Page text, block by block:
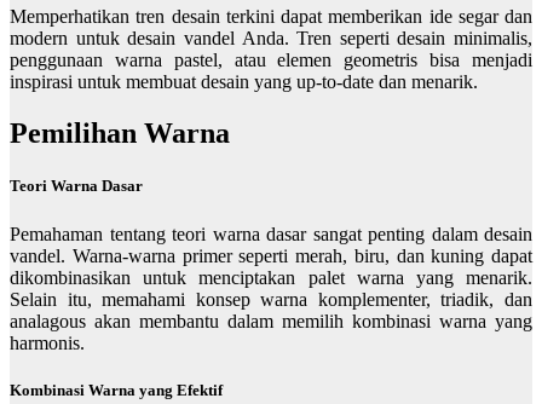
Memperhatikan tren desain terkini dapat memberikan ide segar dan
modern untuk desain vandel Anda. Tren seperti desain minimalis,
penggunaan warna pastel, atau elemen geometris bisa menjadi
inspirasi untuk membuat desain yang up-to-date dan menarik.
Pemilihan Warna
Teori Warna Dasar
Pemahaman tentang teori warna dasar sangat penting dalam desain
vandel. Warna-warna primer seperti merah, biru, dan kuning dapat
dikombinasikan untuk menciptakan palet warna yang menarik.
Selain itu, memahami konsep warna komplementer, triadik, dan
analagous akan membantu dalam memilih kombinasi warna yang
harmonis.
Kombinasi Warna yang Efektif